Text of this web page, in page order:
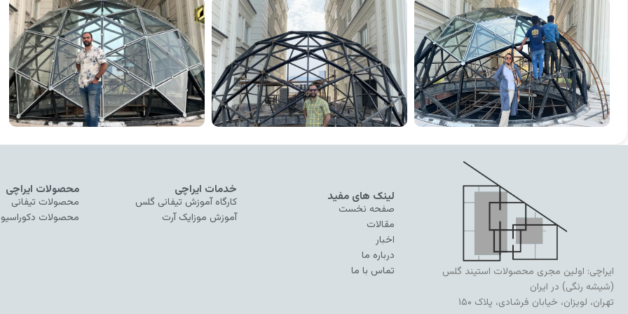
ایراچی: اولین مجری محصولات استیند گلس
(شیشه رنگی) در ایران
تهران، لویزان، خیابان فرشادی، پلاک ۱۵۰
لینک های مفید
صفحه نخست
مقالات
اخبار
درباره ما
تماس با ما
خدمات ایراچی
کارگاه آموزش تیفانی گلس
آموزش موزایک آرت
محصولات ایراچی
محصولات تیفانی
محصولات